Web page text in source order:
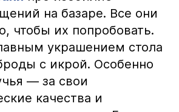
на базаре. Все они
чтобы их попробовать.
украшением стола
с икрой. Особенно
— за свои
качества и